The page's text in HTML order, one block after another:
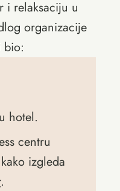
i relaksaciju u
organizacije
bio:
hotel.
centru
izgleda
.